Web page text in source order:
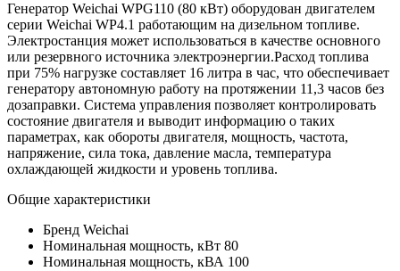
Генератор Weichai WPG110 (80 кВт) оборудован двигателем
серии Weichai WP4.1 работающим на дизельном топливе.
Электростанция может использоваться в качестве основного
или резервного источника электроэнергии.Расход топлива
при 75% нагрузке составляет 16 литра в час, что обеспечивает
генератору автономную работу на протяжении 11,3 часов без
дозаправки. Система управления позволяет контролировать
состояние двигателя и выводит информацию о таких
параметрах, как обороты двигателя, мощность, частота,
напряжение, сила тока, давление масла, температура
охлаждающей жидкости и уровень топлива.
Общие характеристики
Бренд Weichai
Номинальная мощность, кВт 80
Номинальная мощность, кВА 100